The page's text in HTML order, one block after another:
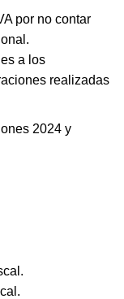
por no contar
a los
realizadas
2024 y